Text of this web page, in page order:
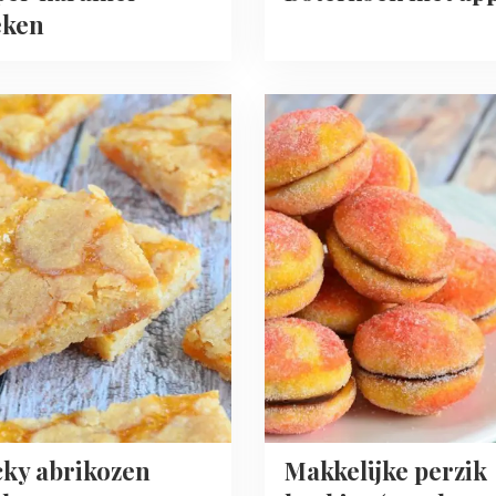
abrikozen
Makkelijke perzik
Read
more
about
Makkelijke
perzik
koekjes
(pesche
dolci)